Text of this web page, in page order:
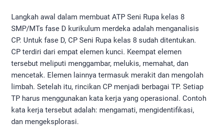
Langkah awal dalam membuat ATP Seni Rupa kelas 8
SMP/MTs fase D kurikulum merdeka adalah menganalisis
CP. Untuk fase D, CP Seni Rupa kelas 8 sudah ditentukan.
CP terdiri dari empat elemen kunci. Keempat elemen
tersebut meliputi menggambar, melukis, memahat, dan
mencetak. Elemen lainnya termasuk merakit dan mengolah
limbah. Setelah itu, rincikan CP menjadi berbagai TP. Setiap
TP harus menggunakan kata kerja yang operasional. Contoh
kata kerja tersebut adalah: mengamati, mengidentifikasi,
dan mengeksplorasi.